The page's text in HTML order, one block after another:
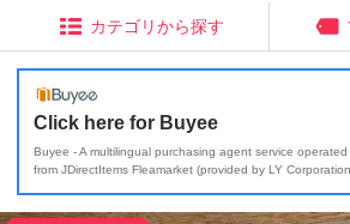
カテゴリから探す
Click here for Buyee
Buyee - A multilingual purchasing agent service
from JDirectItems Fleamarket (provided by LY